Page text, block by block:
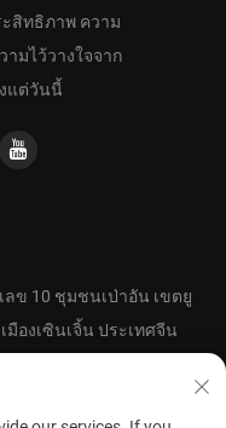
ะสิทธิภาพ ความ
ามไว้วางใจจาก
แต่วันนี้
ลข 10 ชุมชนเป่าอัน เขตยู
องเซินเจิ้น ประเทศจีน